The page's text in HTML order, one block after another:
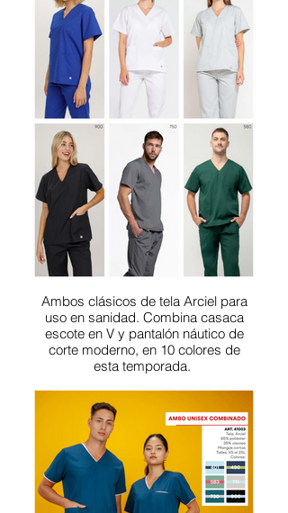
Ambos clásicos de tela Arciel para
uso en sanidad. Combina casaca
escote en V y pantalón náutico de
corte moderno, en 10 colores de
esta temporada.